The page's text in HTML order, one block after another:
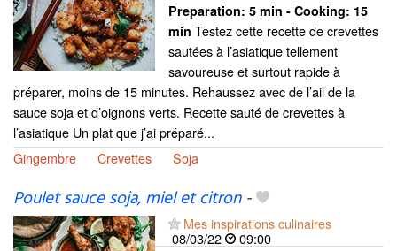
Preparation: 5 min - Cooking: 15
min Testez cette recette de crevettes
sautées à l’asiatique tellement
savoureuse et surtout rapide à
préparer, moins de 15 minutes. Rehaussez avec de l’ail de la
sauce soja et d’oignons verts. Recette sauté de crevettes à
l’asiatique Un plat que j’ai préparé...
Gingembre
Crevettes Soja
Poulet sauce soja, miel et citron-
Mes inspirations culinaires
08/03/22
09:00